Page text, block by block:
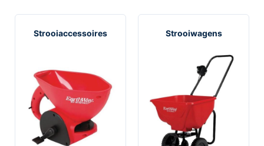
Strooiaccessoires Strooiwagens